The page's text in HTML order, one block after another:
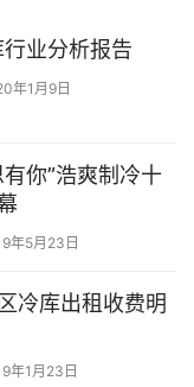
业分析报告
年1月9日
你”浩爽制冷十
年5月23日
冷库出租收费明
年1月23日